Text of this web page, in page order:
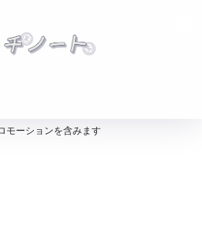
モーションを含みます